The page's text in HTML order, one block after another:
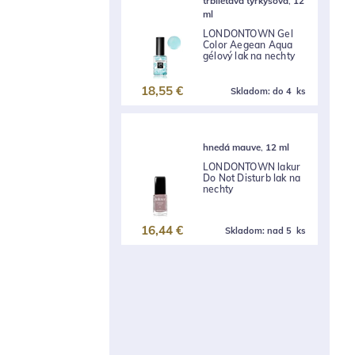
ml
LONDONTOWN Gel
Color Aegean Aqua
gélový lak na nechty
Skladom: do 4 ks
18,55 €
hnedá mauve, 12 ml
LONDONTOWN lakur
Do Not Disturb lak na
nechty
Skladom: nad 5 ks
16,44 €